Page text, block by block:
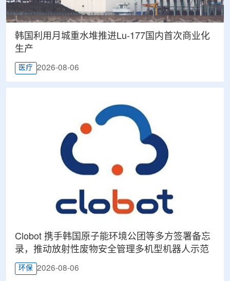
韩国利用月城重水堆推进Lu-177国内首次商业化
生产
医疗 2026-08-06
Clobot 携手韩国原子能环境公团等多方签署备忘
录，推动放射性废物安全管理多机型机器人示范
环保 2026-08-06